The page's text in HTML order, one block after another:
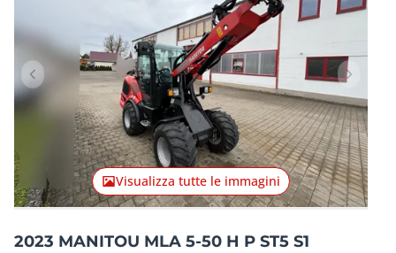
Articolo precedente Articolo
Visualizza tutte le immagini
2023 MANITOU MLA 5-50 H P ST5 S1